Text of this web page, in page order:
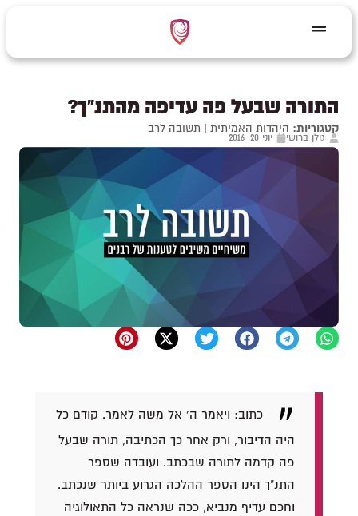
התורה שבעל פה עדיפה מהתנ"ך?
קטגוריות: היהדות האמיתית | תשובה לרב
גולן ברושי יוני 20, 2016
כתוב: ויאמר ה' אל משה לאמר. קודם כל
היה הדיבור, ורק אחר כך הכתיבה, תורה שבעל
פה קדמה לתורה שבכתב. ועובדה שספר
התנ"ך הינו הספר ההלכה הגרוע ביותר שנכתב.
וחכם עדיף מנביא, ככה שנראה כל התאולוגיה